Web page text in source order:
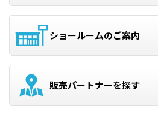
ショールームのご案内
販売パートナーを探す